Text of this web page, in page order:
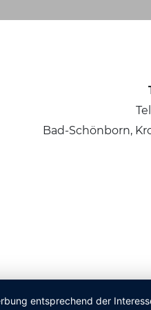
entsprechend der
Bad-Schönborn,